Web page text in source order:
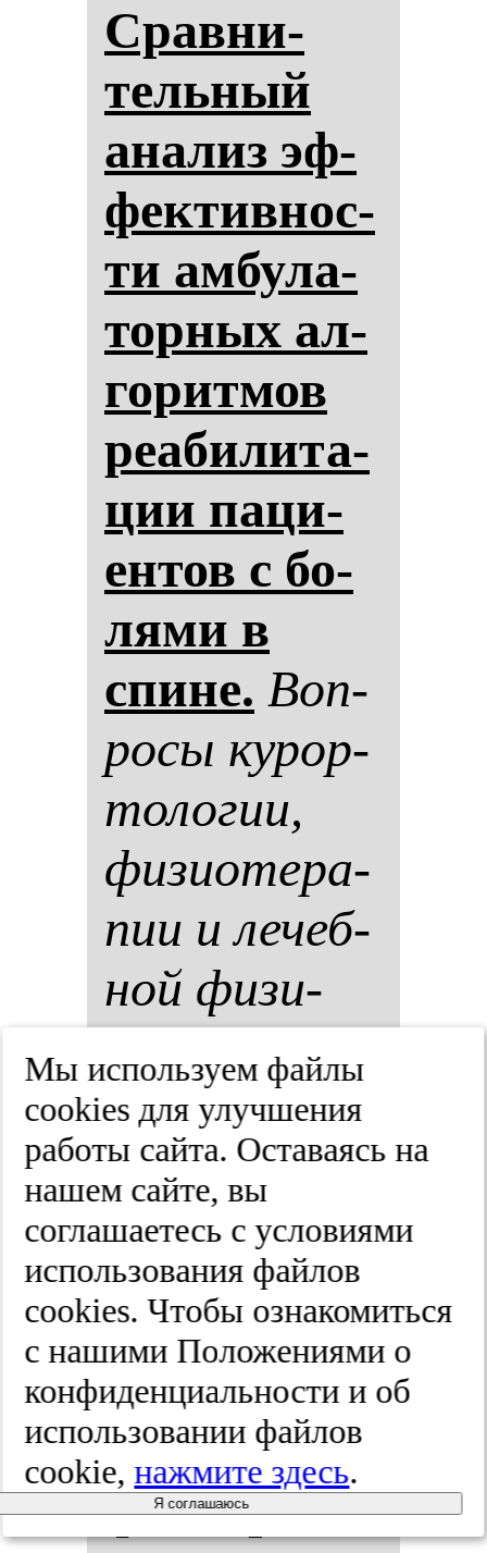
Срав­ни­
тель­ный
ана­лиз эф­
фек­тив­нос­
ти ам­бу­ла­
тор­ных ал­
го­рит­мов
ре­аби­ли­та­
ции па­ци­
ен­тов с бо­
ля­ми в
спи­не. Воп­
ро­сы ку­рор­
то­ло­гии,
фи­зи­оте­ра­
пии и ле­чеб­
ной фи­зи­
чес­кой куль­
ту­ры.
2025;(5-2):72-80
При­ме­не­
ние ле­чеб­
ных фи­зи­
чес­ких
фак­то­ров в
Мы используем файлы
cооkies для улучшения
работы сайта. Оставаясь на
нашем сайте, вы
соглашаетесь с условиями
использования файлов
cооkies. Чтобы ознакомиться
с нашими Положениями о
конфиденциальности и об
использовании файлов
cookie,нажмите здесь.
Я соглашаюсь